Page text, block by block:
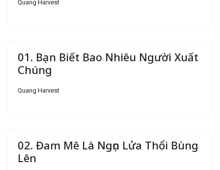
Quang Harvest
01. Bạn Biết Bao Nhiêu Người Xuất
Chúng
Quang Harvest
02. Đam Mê Là Ngọn Lửa Thổi Bùng
Lên